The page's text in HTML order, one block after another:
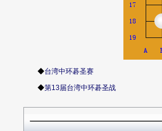
◆台湾中环碁圣赛
◆第13届台湾中环碁圣战